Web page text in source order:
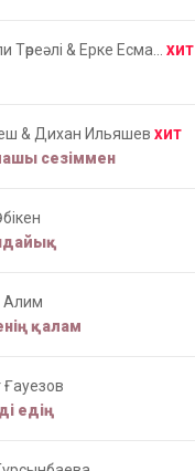
Төреәлі & Ерке Есма... ХИТ
& Дихан Ильяшев ХИТ
сезіммен
Алим
қалам
Ғауезов
едің